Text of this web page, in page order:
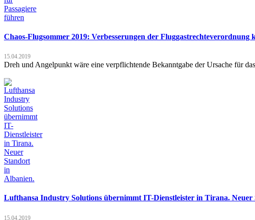
Chaos-Flugsommer 2019: Verbesserungen der
15.04.2019
Dreh und Angelpunkt wäre eine verpflichtende Bekanntgabe der Ursache für
Lufthansa Industry Solutions übernimmt IT-Dienstleister in Tirana.
15.04.2019